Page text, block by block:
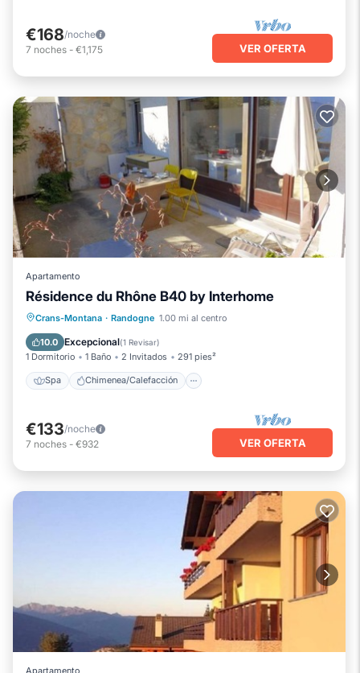
€168/noche
7 noches - €1,175 VER OFERTA
Apartamento
Résidence du Rhône B40 by Interhome
Crans-Montana · Randogne 1.00 mi al centro
10.0 Excepcional(1 Revisar)
1 Dormitorio 1 Baño 2 Invitados 291 pies²
Spa Chimenea/Calefacción
Spa Chimenea/Calefacción
Balcón/Terraza
€133/noche
7 noches - €932 VER OFERTA
Apartamento